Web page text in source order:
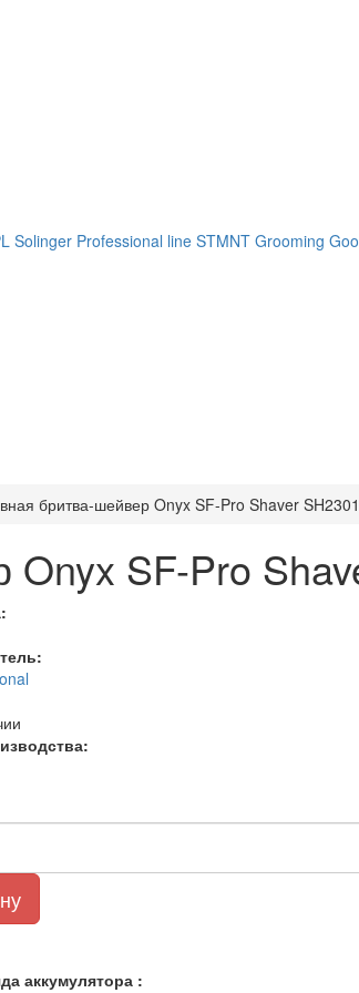
Solinger Professional lineSTMNT Grooming
бритва-шейвер Onyx SF-Pro Shaver
SF-Pro
аккумулятора :